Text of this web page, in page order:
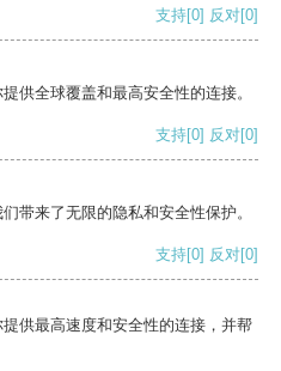
支持[0] 反对[0]
供全球覆盖和最高安全性的连接。
支持[0] 反对[0]
带来了无限的隐私和安全性保护。
支持[0] 反对[0]
供最高速度和安全性的连接，并帮